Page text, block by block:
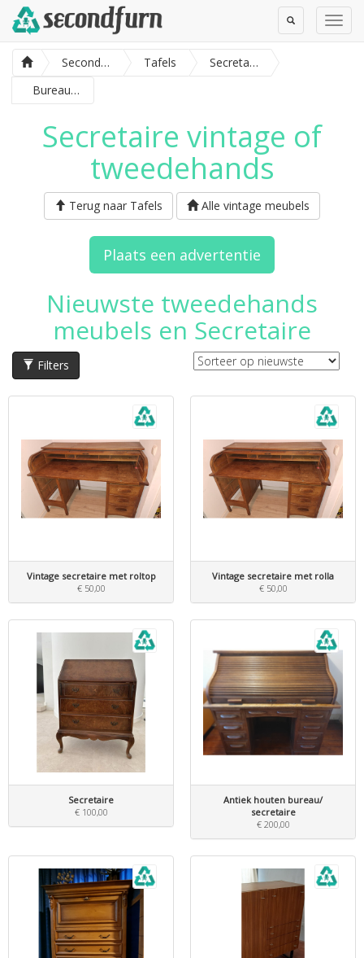
Toggle
Search
SecondFurn Tafels
Secretaire
Bureau/secretaire
Secretaire vintage of
tweedehands
Terug naar Tafels Alle vintage meubels
Plaats een advertentie
Nieuwste tweedehands
meubels en Secretaire
Filters
Vintage secretaire met roltop
€ 50,00
Vintage secretaire met rolla
€ 50,00
Secretaire
€ 100,00
Antiek houten bureau/
secretaire
€ 200,00